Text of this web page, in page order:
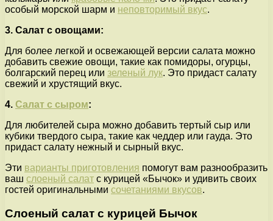
особый морской шарм и неповторимый вкус.
3. Салат с овощами:
Для более легкой и освежающей версии салата можно
добавить свежие овощи, такие как помидоры, огурцы,
болгарский перец или зеленый лук. Это придаст салату
свежий и хрустящий вкус.
4. Салат с сыром:
Для любителей сыра можно добавить тертый сыр или
кубики твердого сыра, такие как чеддер или гауда. Это
придаст салату нежный и сырный вкус.
Эти варианты приготовления помогут вам разнообразить
ваш слоеный салат с курицей «Бычок» и удивить своих
гостей оригинальными сочетаниями вкусов.
Слоеный салат с курицей Бычок